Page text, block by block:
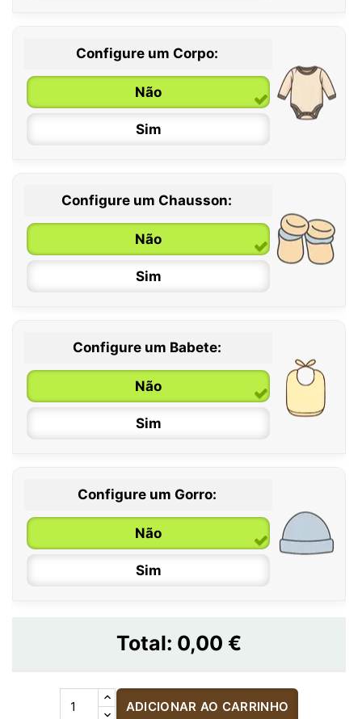
Configure um Corpo:
Não
Sim
0 / 6 meses
6 / 12 meses
12 / 18 meses
Configure um Chausson:
Não
Sim
Configure um Babete:
Não
Sim
Configure um Gorro:
Não
Sim
Total: 0,00 €
ADICIONAR AO CARRINHO